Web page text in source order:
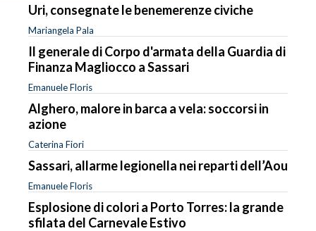
Uri, consegnate le benemerenze civiche
Mariangela Pala
Il generale di Corpo d'armata della Guardia di
Finanza Magliocco a Sassari
Emanuele Floris
Alghero, malore in barca a vela: soccorsi in
azione
Caterina Fiori
Sassari, allarme legionella nei reparti dell’Aou
Emanuele Floris
Esplosione di colori a Porto Torres: la grande
sfilata del Carnevale Estivo